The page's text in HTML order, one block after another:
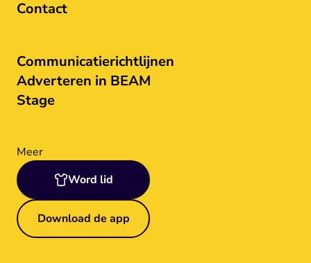
Contact
Communicatierichtlijnen
Adverteren in BEAM
Stage
Meer
Word lid
Download de app